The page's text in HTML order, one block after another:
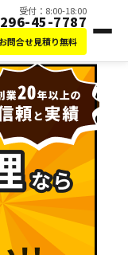
受付：8:00-18:00
45-7787
問合せ見積り無料
崎防水にお任